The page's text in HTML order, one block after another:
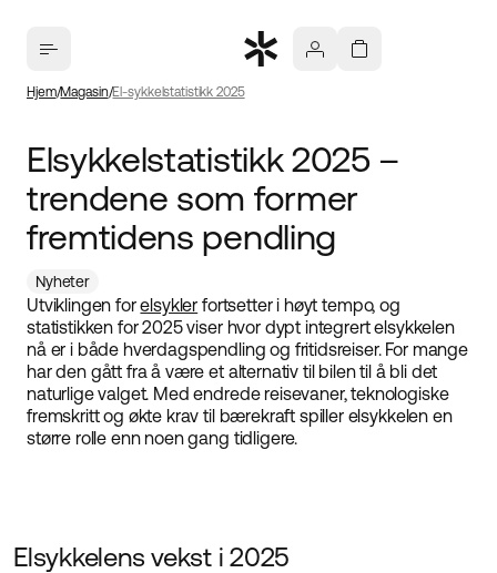
Hjem Magasin El-sykkelstatistikk 2025
Elsykkelstatistikk 2025 –
trendene som former
fremtidens pendling
Nyheter
Utviklingen forelsykler fortsetter i høyt tempo, og
statistikken for 2025 viser hvor dypt integrert elsykkelen
nå er i både hverdags­pendling og fritidsreiser. For mange
har den gått fra å være et alternativ til bilen til å bli det
naturlige valget. Med endrede reisevaner, teknologiske
fremskritt og økte krav til bærekraft spiller elsykkelen en
større rolle enn noen gang tidligere.
Elsykkelens vekst i 2025